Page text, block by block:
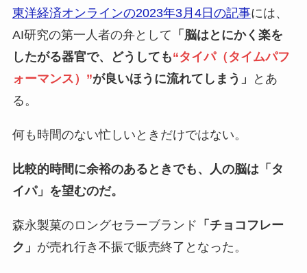
東洋経済オンラインの2023年3月4日の記事には、
AI研究の第一人者の弁として 「脳はとにかく楽を
したがる器官で、どうしても“タイパ（タイムパフ
ォーマンス）”が良いほうに流れてしまう」
とあ
る。
何も時間のない忙しいときだけではない。
比較的時間に余裕のあるときでも、人の脳は「タ
イパ」を望むのだ。
森永製菓のロングセラーブランド 「チョコフレー
ク」 が売れ行き不振で販売終了となった。